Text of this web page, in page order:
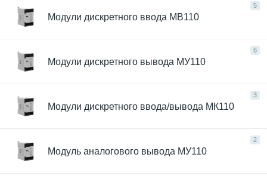
5
Модули дискретного ввода МВ110
6
Модули дискретного вывода МУ110
3
Модули дискретного ввода/вывода МК110
2
Модуль аналогового вывода МУ110